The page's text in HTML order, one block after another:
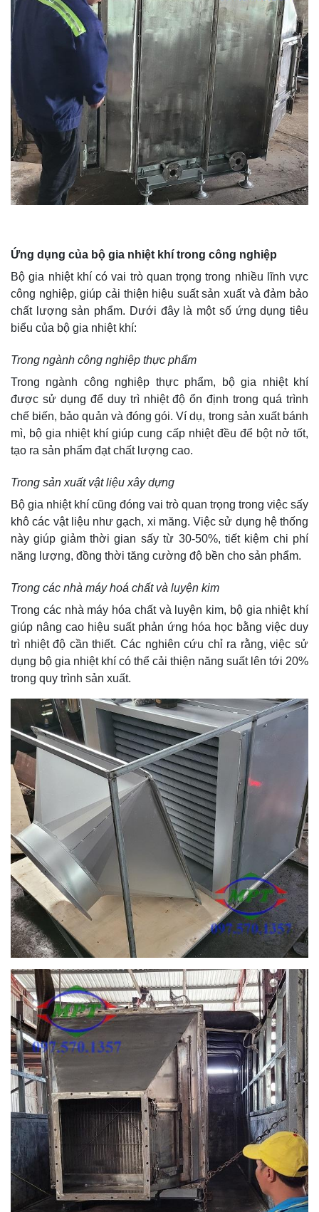
Ứng dụng của bộ gia nhiệt khí trong công nghiệp
Bộ gia nhiệt khí có vai trò quan trọng trong nhiều lĩnh vực
công nghiệp, giúp cải thiện hiệu suất sản xuất và đảm bảo
chất lượng sản phẩm. Dưới đây là một số ứng dụng tiêu
biểu của bộ gia nhiệt khí:
Trong ngành công nghiệp thực phẩm
Trong ngành công nghiệp thực phẩm, bộ gia nhiệt khí
được sử dụng để duy trì nhiệt độ ổn định trong quá trình
chế biến, bảo quản và đóng gói. Ví dụ, trong sản xuất bánh
mì, bộ gia nhiệt khí giúp cung cấp nhiệt đều để bột nở tốt,
tạo ra sản phẩm đạt chất lượng cao.
Trong sản xuất vật liệu xây dựng
Bộ gia nhiệt khí cũng đóng vai trò quan trọng trong việc sấy
khô các vật liệu như gạch, xi măng. Việc sử dụng hệ thống
này giúp giảm thời gian sấy từ 30-50%, tiết kiệm chi phí
năng lượng, đồng thời tăng cường độ bền cho sản phẩm.
Trong các nhà máy hoá chất và luyện kim
Trong các nhà máy hóa chất và luyện kim, bộ gia nhiệt khí
giúp nâng cao hiệu suất phản ứng hóa học bằng việc duy
trì nhiệt độ cần thiết. Các nghiên cứu chỉ ra rằng, việc sử
dụng bộ gia nhiệt khí có thể cải thiện năng suất lên tới 20%
trong quy trình sản xuất.